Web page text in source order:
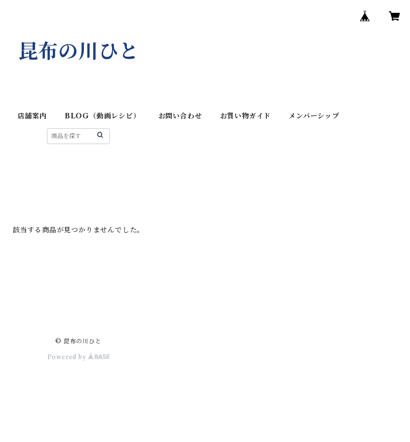
昆布の川ひと
店舗案内 BLOG（動画レシピ） お問い合わせ お買い物ガイド メンバーシップ
該当する商品が見つかりませんでした。
© 昆布の川ひと
Powered by